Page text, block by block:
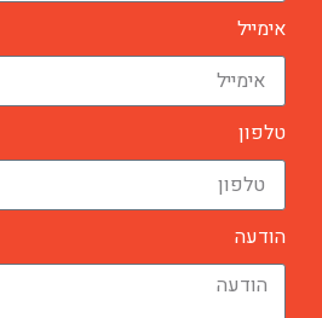
אימייל
טלפון
הודעה